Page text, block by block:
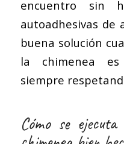
encuentro sin
autoadhesivas de
buena solución
la chimenea
siempre
Cómo se